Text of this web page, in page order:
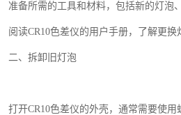
准备所需的工具和材料，包括新的灯泡
阅读CR10色差仪的用户手册，了解更换
二、拆卸旧灯泡
打开CR10色差仪的外壳，通常需要使用